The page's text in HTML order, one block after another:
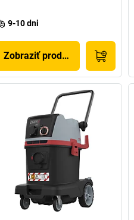
9-10 dni
Zobraziť produkt